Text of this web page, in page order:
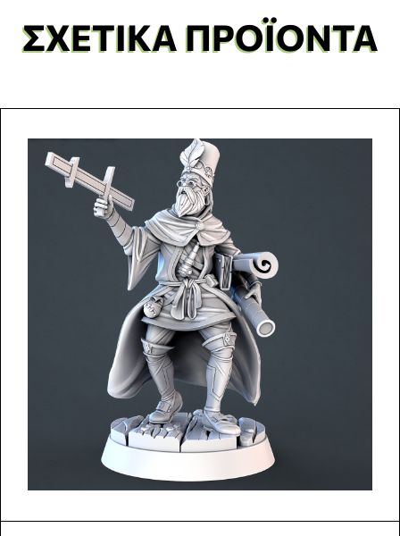
ΣΧΕΤΙΚΆ ΠΡΟΪΌΝΤΑ